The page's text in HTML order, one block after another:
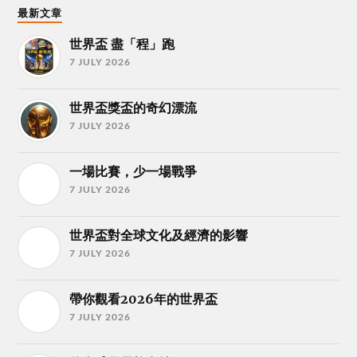
最新文章
世界盃 盡「程」跑
7 JULY 2026
世界盃獎盃的奇幻漂流
7 JULY 2026
一場比賽，少一場戰爭
7 JULY 2026
世界盃對全球文化及經濟的影響
7 JULY 2026
帶你觀看2026年的世界盃
7 JULY 2026